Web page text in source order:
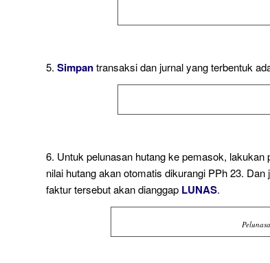
5. Simpantransaksi dan jurnal yang terbentuk
6. Untuk pelunasan hutang ke pemasok,
nilai hutang akan otomatis dikurangi PPh 23.
faktur tersebut akan dianggap LUNAS.